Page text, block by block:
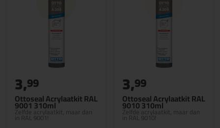
Ottoseal Acrylaatkit RAL
9001 310ml
Zelfde acrylaatkit, maar dan
in RAL 9001!
3,99
Ottoseal Acrylaatkit RAL
9010 310ml
Zelfde acrylaatkit, maar dan
in RAL 9010!
3,99